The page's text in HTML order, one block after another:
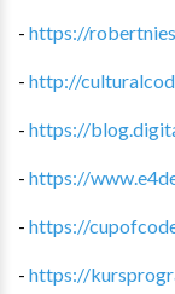
- https://
- http://
- https://
- https://
- https://
- https://